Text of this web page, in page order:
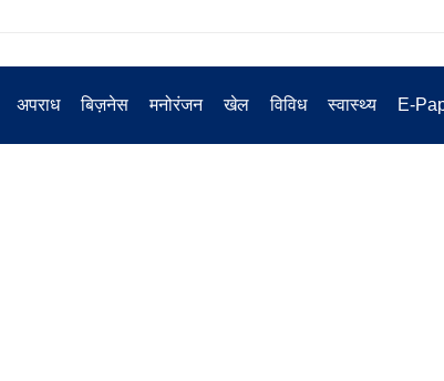
अपराध बिज़नेस मनोरंजन खेल विविध स्वास्थ्य E-